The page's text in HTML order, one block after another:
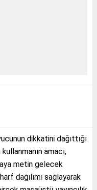
dikkatini dağıttığı
amacı,
metin gelecek
dağılımı sağlayarak